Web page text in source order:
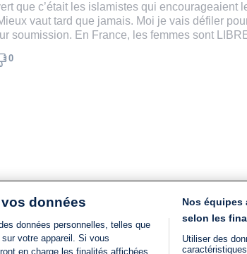
que c’était les islamistes qui encourageaient
vaut tard que jamais. Moi je vais défiler
soumission. En France, les femmes sont
0
données
données personnelles, telles que
votre appareil. Si vous
en charge les finalités affichées
Nos équipes
selon les
Utiliser des